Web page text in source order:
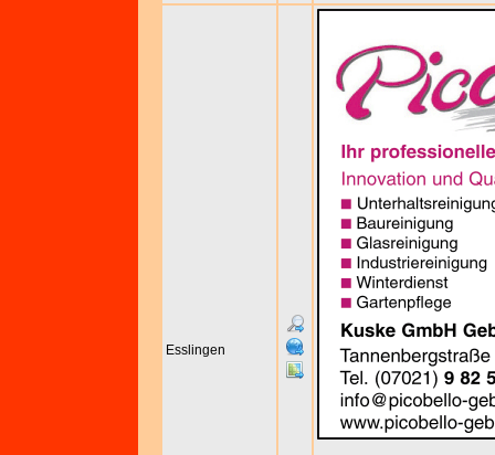
Esslingen